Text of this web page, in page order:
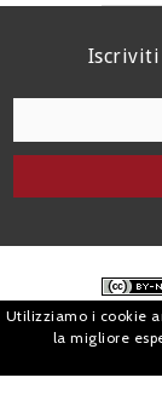
Iscriviti
Piazza
Utilizziamo i cookie
la migliore